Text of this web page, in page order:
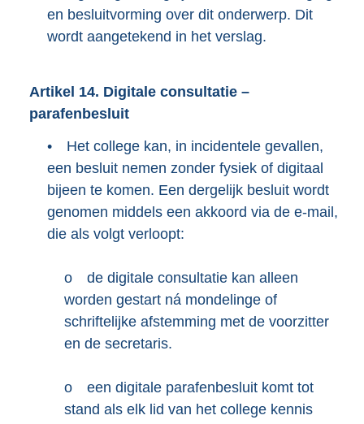
en besluitvorming over dit onderwerp. Dit
wordt aangetekend in het verslag.
Artikel 14. Digitale consultatie –
parafenbesluit
•
Het college kan, in incidentele gevallen,
een besluit nemen zonder fysiek of digitaal
bijeen te komen. Een dergelijk besluit wordt
genomen middels een akkoord via de e-mail,
die als volgt verloopt:
o
de digitale consultatie kan alleen
worden gestart ná mondelinge of
schriftelijke afstemming met de voorzitter
en de secretaris.
o
een digitale parafenbesluit komt tot
stand als elk lid van het college kennis